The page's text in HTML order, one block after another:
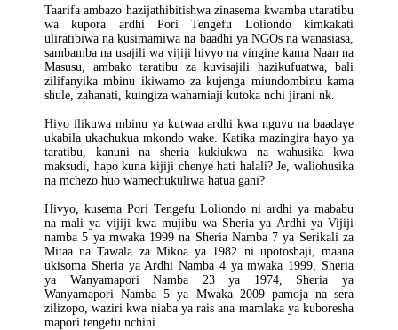
Taarifa ambazo hazijathibitishwa zinasema kwamba utaratibu
wa kupora ardhi Pori Tengefu Loliondo kimkakati
uliratibiwa na kusimamiwa na baadhi ya NGOs na wanasiasa,
sambamba na usajili wa vijiji hivyo na vingine kama Naan na
Masusu, ambako taratibu za kuvisajili hazikufuatwa, bali
zilifanyika mbinu ikiwamo za kujenga miundombinu kama
shule, zahanati, kuingiza wahamiaji kutoka nchi jirani nk.
Hiyo ilikuwa mbinu ya kutwaa ardhi kwa nguvu na baadaye
ukabila ukachukua mkondo wake. Katika mazingira hayo ya
taratibu, kanuni na sheria kukiukwa na wahusika kwa
maksudi, hapo kuna kijiji chenye hati halali? Je, waliohusika
na mchezo huo wamechukuliwa hatua gani?
Hivyo, kusema Pori Tengefu Loliondo ni ardhi ya mababu
na mali ya vijiji kwa mujibu wa Sheria ya Ardhi ya Vijiji
namba 5 ya mwaka 1999 na Sheria Namba 7 ya Serikali za
Mitaa na Tawala za Mikoa ya 1982 ni upotoshaji, maana
ukisoma Sheria ya Ardhi Namba 4 ya mwaka 1999, Sheria
ya Wanyamapori Namba 23 ya 1974, Sheria ya
Wanyamapori Namba 5 ya Mwaka 2009 pamoja na sera
zilizopo, waziri kwa niaba ya rais ana mamlaka ya kuboresha
mapori tengefu nchini.